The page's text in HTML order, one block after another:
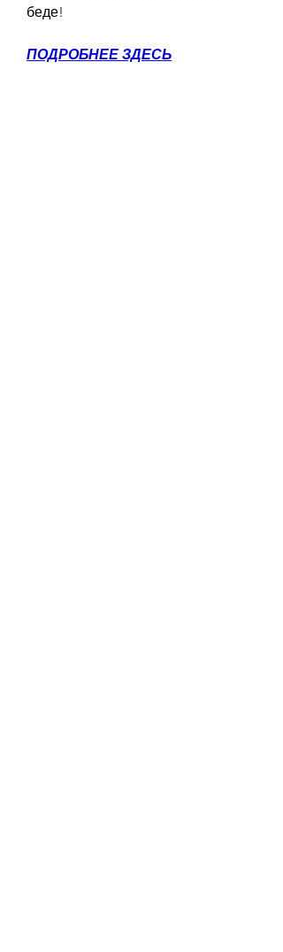
беде!
ПОДРОБНЕЕ ЗДЕСЬ